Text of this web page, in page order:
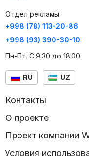
Отдел рекламы
+998 (78) 113-20-86
+998 (93) 390-30-10
Пн-Пт. С 9:30 до 18:00
RU UZ
Контакты
О проекте
Проект компании
Условия